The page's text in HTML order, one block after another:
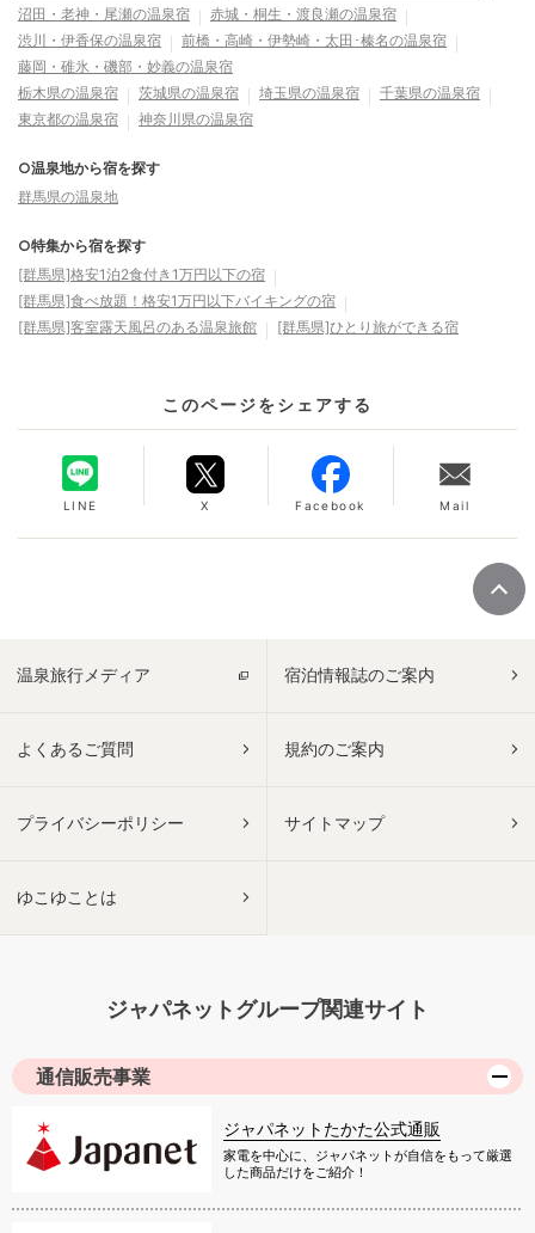
沼田・老神・尾瀬の温泉宿
赤城・桐生・渡良瀬の温泉宿
渋川・伊香保の温泉宿
前橋・高崎・伊勢崎・太田･榛名の温泉宿
藤岡・碓氷・磯部・妙義の温泉宿
栃木県の温泉宿
茨城県の温泉宿 埼玉県の温泉宿
千葉県の温泉宿
東京都の温泉宿
神奈川県の温泉宿
○温泉地から宿を探す
群馬県の温泉地
○特集から宿を探す
[群馬県]格安1泊2食付き1万円以下の宿
[群馬県]食べ放題！格安1万円以下バイキングの宿
[群馬県]客室露天風呂のある温泉旅館
[群馬県]ひとり旅ができる宿
このページをシェアする
LINE X Facebook Mail
温泉旅行メディア 宿泊情報誌のご案内
よくあるご質問 規約のご案内
プライバシーポリシー サイトマップ
ゆこゆことは
ジャパネットグループ関連サイト
通信販売事業
ジャパネットたかた公式通販
家電を中心に、ジャパネットが自信をもって厳選
した商品だけをご紹介！